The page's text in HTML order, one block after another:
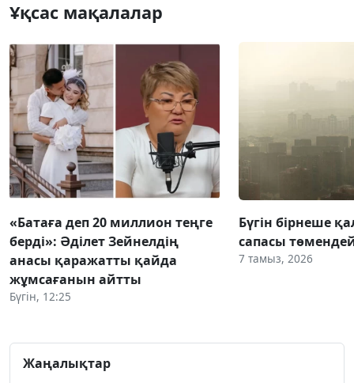
Ұқсас мақалалар
«Батаға деп 20 миллион теңге
берді»: Әділет Зейнелдің
анасы қаражатты қайда
жұмсағанын айтты
Бүгін, 12:25
Бүгін бірнеше
сапасы
7 тамыз, 2026
Жаңалықтар